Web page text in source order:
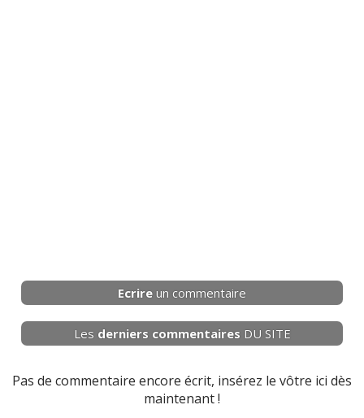
Ecrire un commentaire
Les derniers commentaires DU SITE
Pas de commentaire encore écrit, insérez le vôtre ici dès
maintenant !